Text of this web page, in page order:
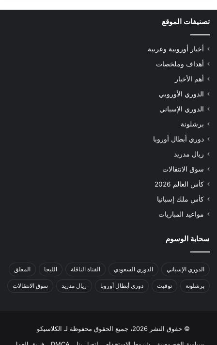
تصنيفات الموقع
أخبار أوروبية وعربية
أهداف وملخصات
أهم الأخبار
الدوري الأوروبي
الدوري الإسباني
برشلونة
دوري أبطال أوروبا
ريال مدريد
سوق الانتقالات
كأس العالم 2026
كأس ملك إسبانيا
مواعيد المباريات
سحابة الوسوم
الدوري الإسباني الدوري السعودي القناة الناقلة الليجا المعلق
برشلونة توقيت دوري أبطال أوروبا ريال مدريد سوق الانتقالات
© حقوق النشر 2026، جميع الحقوق محفوظة لـ الكلاسيكو